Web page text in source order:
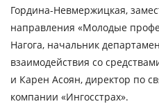
Гордина-Невмержицкая,
направления «Молодые
Нагога, начальник
взаимодействия со
и Карен Асоян, директор по
компании «Ингосстрах».